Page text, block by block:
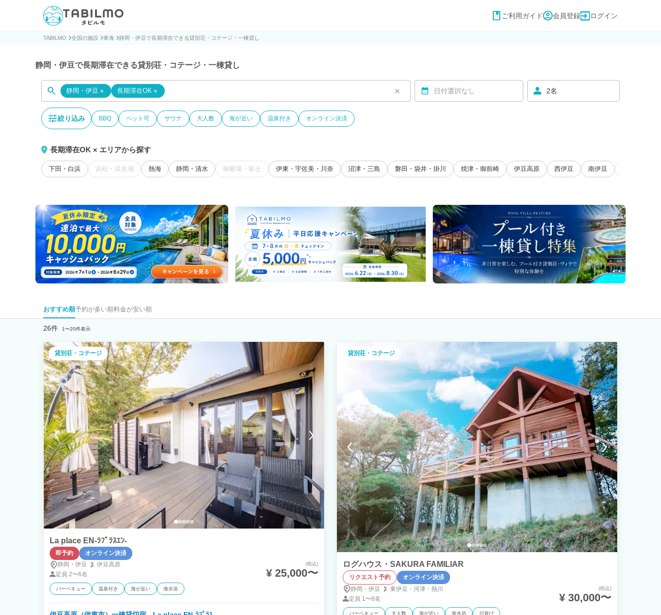
貸別荘コテージ・一棟貸し宿泊予約サイトTABILMO(タビルモ)
ご利用ガイド 会員登録 ログイン
TABILMO 全国の施設 東海 静岡・伊豆で長期滞在できる貸別荘・コテージ・一棟貸し
静岡・伊豆で長期滞在できる貸別荘・コテージ・一棟貸し
静岡・伊豆 × 長期滞在OK × × 日付選択なし 2名
絞り込み BBQ ペット可 サウナ 大人数 海が近い 温泉付き オンライン決済
長期滞在OK × エリアから探す
下田・白浜 浜松・浜名湖 熱海 静岡・清水 御殿場・富士 伊東・宇佐美・川奈 沼津・三島 磐田・袋井・掛川 焼津・御前崎 伊豆高原 西伊豆 南伊豆
おすすめ順予約が多い順料金が安い順
26件 1〜20件表示
貸別荘・コテージ
La place EN-ﾗﾌﾟﾗｽｴﾝ-
即予約
オンライン決済
静岡・伊豆
伊豆高原
定員 2〜6名
(税込)
¥ 25,000〜
バーベキュー 温泉付き 海が近い 海水浴
貸別荘・コテージ
ログハウス・SAKURA FAMILIAR
リクエスト予約
オンライン決済
静岡・伊豆
東伊豆・ 河津・ 熱川
定員 1〜8名
(税込)
¥ 30,000〜
バーベキュー 大人数 海が近い 海水浴 川遊び